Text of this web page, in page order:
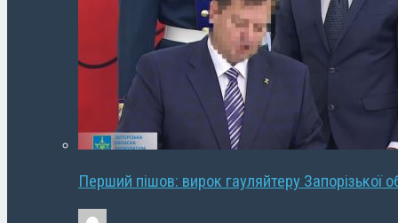
Перший пішов: вирок гауляйтеру Запорізької